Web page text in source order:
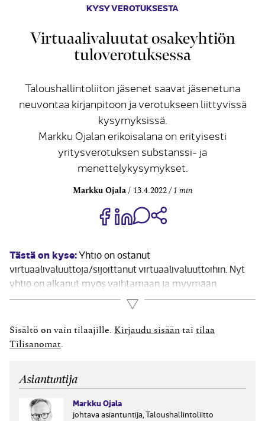
KYSY VEROTUKSESTA
Virtuaalivaluutat osakeyhtiön
tuloverotuksessa
Taloushallintoliiton jäsenet saavat jäsenetuna
neuvontaa kirjanpitoon ja verotukseen liittyvissä
kysymyksissä.
Markku Ojalan erikoisalana on erityisesti
yritysverotuksen substanssi- ja
menettelykysymykset.
Markku Ojala 13.4.2022 1 min
Jaa Share on Facebook
Jaa Share on LinkedIn
Jaa WhatsApp-viestinä
Tästä on kyse:Yhtiö on ostanut
virtuaalivaluuttoja/sijoittanut virtuaalivaluuttoihin. Nyt
yhtiö on alkanut myös vaihtamaan ja myymään
valuuttoja. Virtuaalivaluuttojen osalta toiminta on vielä
aivan alussa ja kohtuullisen vähäistä. Olen kirjannut
virtuaalivaluutat näin aluksi rahoitusomaisuuteen. Olen
kuitenkin nyt pohtinut, kuuluisivatko ennemmin vaihto-
Lue lisää
Sisältö on vain tilaajille. Kirjaudu sisään tai tilaa
Tilisanomat
Asiantuntija
Markku Ojala
johtava asiantuntija, Taloushallintoliitto